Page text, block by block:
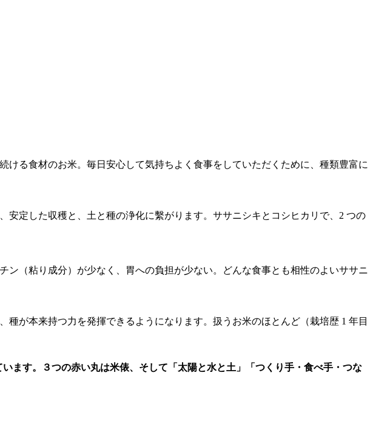
る食材のお米。毎日安心して気持ちよく食事をしていただくために、種類豊富に
定した収穫と、土と種の浄化に繫がります。ササニシキとコシヒカリで、2 つの
（粘り成分）が少なく、胃への負担が少ない。どんな食事とも相性のよいササニ
種が本来持つ力を発揮できるよ うになります。扱うお米のほとんど（栽培歴 1 年目
ます。３つの赤い丸は米俵、そして「太陽と水と土」「つくり手・食べ手・つな